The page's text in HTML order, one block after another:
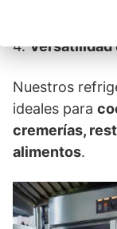
4.Versatilidad
Nuestros
ideales para
cremerías,
alimentos.